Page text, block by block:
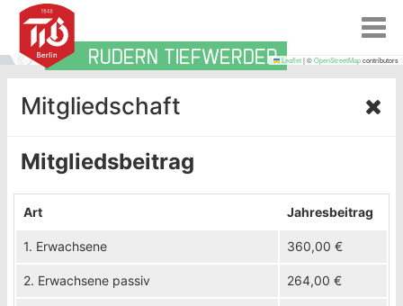
T
o
g
e
RUDERN TIEFWERDER
MAP Leaflet|©OpenStreetMapcontributors
Mitgliedschaft
Mitgliedsbeitrag
Art Jahresbeitrag
1. Erwachsene 360,00 €
2. Erwachsene passiv 264,00 €